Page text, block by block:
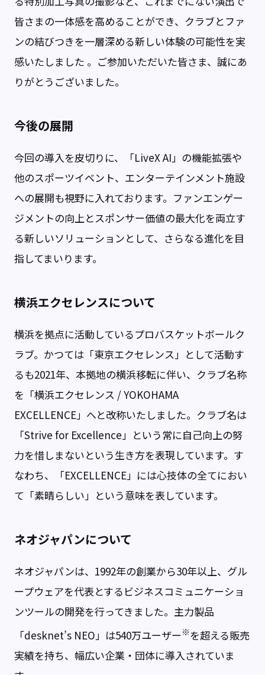
皆さまの一体感を高めることができ、クラブとファ
ンの結びつきを一層深める新しい体験の可能性を実
感いたしました 。ご参加いただいた皆さま、誠にあ
りがとうございました。
今後の展開
今回の導入を皮切りに、「LiveX AI」の機能拡張や
他のスポーツイベント、エンターテインメント施設
への展開も視野に入れております。ファンエンゲー
ジメントの向上とスポンサー価値の最大化を両立す
る新しいソリューションとして、さらなる進化を目
指してまいります。
横浜エクセレンスについて
横浜を拠点に活動しているプロバスケットボールク
ラブ。かつては「東京エクセレンス」として活動す
るも2021年、本拠地の横浜移転に伴い、クラブ名称
を「横浜エクセレンス / YOKOHAMA
EXCELLENCE」へと改称いたしました。クラブ名は
「Strive for Excellence」という常に自己向上の努
力を惜しまないという生き方を表現しています。す
なわち、「EXCELLENCE」には心技体の全てにおい
て「素晴らしい」という意味を表しています。
ネオジャパンについて
ネオジャパンは、1992年の創業から30年以上、グル
ープウェアを代表とするビジネスコミュニケーショ
ンツールの開発を行ってきました。主力製品
「desknet’s NEO」は540万ユーザー ※を超える販売
実績を持ち、幅広い企業・団体に導入されていま